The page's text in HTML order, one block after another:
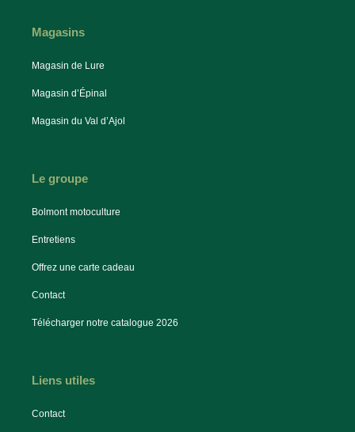
Magasins
Magasin de Lure
Magasin d’Épinal
Magasin du Val d’Ajol
Le groupe
Bolmont motoculture
Entretiens
Offrez une carte cadeau
Contact
Télécharger notre catalogue 2026
Liens utiles
Contact